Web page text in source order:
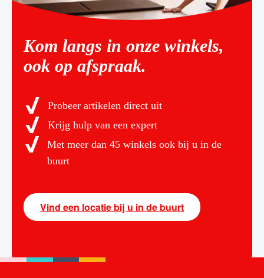
Kom langs in onze winkels,
ook op afspraak.
Probeer artikelen direct uit
Krijg hulp van een expert
Met meer dan 45 winkels ook bij u in de
buurt
Vind een locatie bij u in de buurt